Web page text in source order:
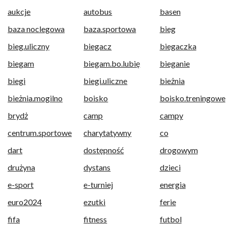
aukcje
autobus
basen
baza noclegowa
baza.sportowa
bieg
bieg.uliczny
biegacz
biegaczka
biegam
biegam.bo.lubię
bieganie
biegi
biegi.uliczne
bieżnia
bieżnia.mogilno
boisko
boisko.treningowe
brydż
camp
campy
centrum.sportowe
charytatywny
co
dart
dostępność
drogowym
drużyna
dystans
dzieci
e-sport
e-turniej
energia
euro2024
ezutki
ferie
fifa
fitness
futbol